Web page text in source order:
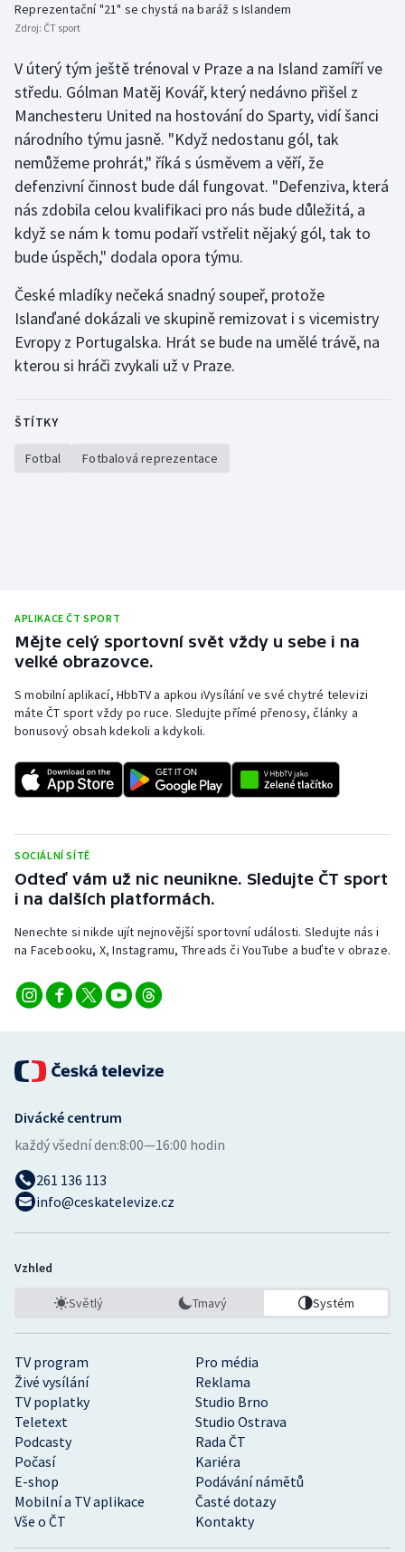
Házená
Jezdectví
Judo
Krasobruslení
Lezení
Lyže a snowboard
Motorsport
Olympijské hry
Plavání
Rychlostní kanoistika
Short track
Sportovní střelba
Triatlon
Veslování
Vodní slalom
Volejbal
Reprezentační "21" se chystá na baráž s Islandem
Zdroj: ČT sport
V úterý tým ještě trénoval v Praze a na Island zamíří ve
středu. Gólman Matěj Kovář, který nedávno přišel z
Manchesteru United na hostování do Sparty, vidí šanci
národního týmu jasně. "Když nedostanu gól, tak
nemůžeme prohrát," říká s úsměvem a věří, že
defenzivní činnost bude dál fungovat. "Defenziva, která
nás zdobila celou kvalifikaci pro nás bude důležitá, a
když se nám k tomu podaří vstřelit nějaký gól, tak to
bude úspěch," dodala opora týmu.
České mladíky nečeká snadný soupeř, protože
Islanďané dokázali ve skupině remizovat i s vicemistry
Evropy z Portugalska. Hrát se bude na umělé trávě, na
kterou si hráči zvykali už v Praze.
ŠTÍTKY
Fotbal Fotbalová reprezentace
APLIKACE ČT SPORT
Mějte celý sportovní svět vždy u sebe i na
velké obrazovce.
S mobilní aplikací, HbbTV a apkou iVysílání ve své chytré televizi
máte ČT sport vždy po ruce. Sledujte přímé přenosy, články a
bonusový obsah kdekoli a kdykoli.
SOCIÁLNÍ SÍTĚ
Odteď vám už nic neunikne. Sledujte ČT sport
i na dalších platformách.
Nenechte si nikde ujít nejnovější sportovní události. Sledujte nás i
na Facebooku, X, Instagramu, Threads či YouTube a buďte v obraze.
TV program
Pro média
Živé vysílání
Reklama
TV poplatky
Studio Brno
Teletext
Studio Ostrava
Podcasty
Rada ČT
Počasí
Kariéra
E-shop
Podávání námětů
Mobilní a TV aplikace
Časté dotazy
Vše o ČT
Kontakty
Divácké centrum
každý všední den:8:00—16:00 hodin
261 136 113
info@ceskatelevize.cz
Vzhled
Světlý Tmavý Systém